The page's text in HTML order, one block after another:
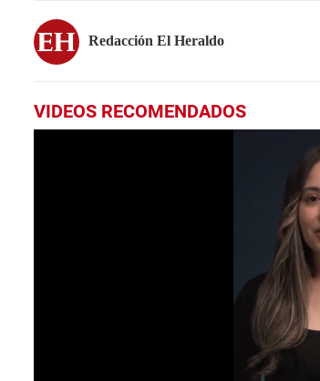
Redacción El Heraldo
VIDEOS RECOMENDADOS